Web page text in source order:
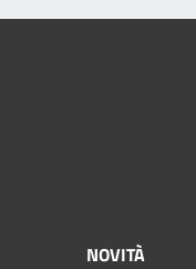
NOVITÀ